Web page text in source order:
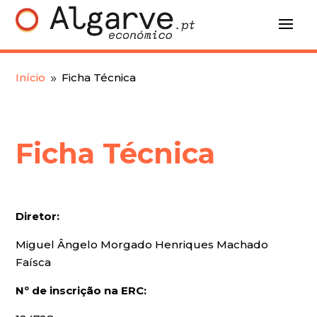
Início 9 Ficha Técnica
Ficha Técnica
Diretor:
Miguel Ângelo Morgado Henriques Machado
Faísca
Nº de inscrição na ERC: